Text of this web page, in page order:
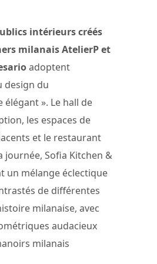
intérieurs créés
milanais AtelierP et
adoptent
design du
élégant ». Le hall de
les espaces de
et le restaurant
journée, Sofia Kitchen &
un mélange éclectique
de différentes
milanaise, avec
audacieux
milanais